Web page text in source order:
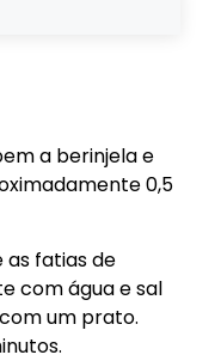
a berinjela e
0,5
as fatias de
com água e sal
um prato.